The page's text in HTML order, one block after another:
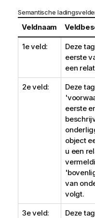
Semantische
Veldnaam
1e veld:
Deze
eerste
een
2e veld:
Deze
eerste
object
u een
van
volgt.
3e veld:
Deze